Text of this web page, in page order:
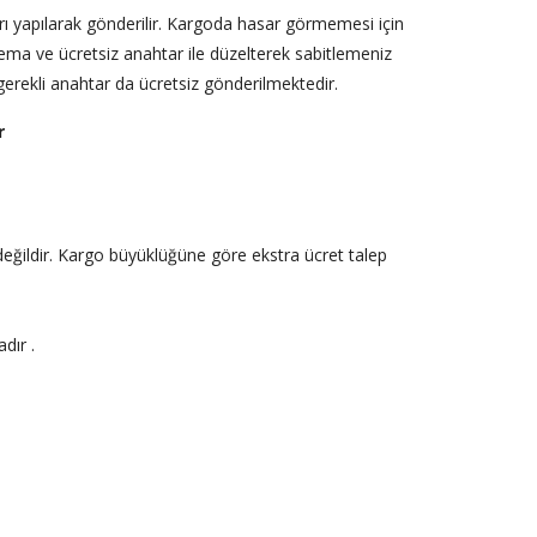
yapılarak gönderilir. Kargoda hasar görmemesi için
ve ücretsiz anahtar ile düzelterek sabitlemeniz
anahtar da ücretsiz gönderilmektedir.
Kargo büyüklüğüne göre ekstra ücret talep
.